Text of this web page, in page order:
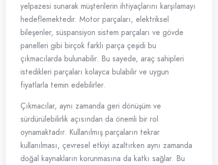
yelpazesi sunarak müşterilerin ihtiyaçlarını karşılamayı
hedeflemektedir. Motor parçaları, elektriksel
bileşenler, süspansiyon sistem parçaları ve gövde
panelleri gibi birçok farklı parça çeşidi bu
çıkmacılarda bulunabilir. Bu sayede, araç sahipleri
istedikleri parçaları kolayca bulabilir ve uygun
fiyatlarla temin edebilirler.
Çıkmacılar, aynı zamanda geri dönüşüm ve
sürdürülebilirlik açısından da önemli bir rol
oynamaktadır. Kullanılmış parçaların tekrar
kullanılması, çevresel etkiyi azaltırken aynı zamanda
doğal kaynakların korunmasına da katkı sağlar. Bu